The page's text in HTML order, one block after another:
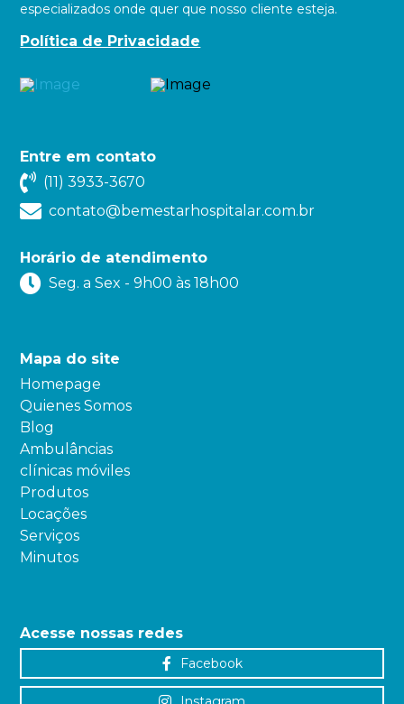
especializados onde quer que nosso cliente esteja.
Política de Privacidade
Entre em contato
(11) 3933-3670
contato@bemestarhospitalar.com.br
Horário de atendimento
Seg. a Sex - 9h00 às 18h00
Mapa do site
Homepage
Quienes Somos
Blog
Ambulâncias
clínicas móviles
Produtos
Locações
Serviços
Minutos
Acesse nossas redes
Facebook